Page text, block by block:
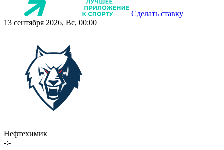
Сделать ставку
13 сентября 2026, Вс, 00:00
Нефтехимик
-:-